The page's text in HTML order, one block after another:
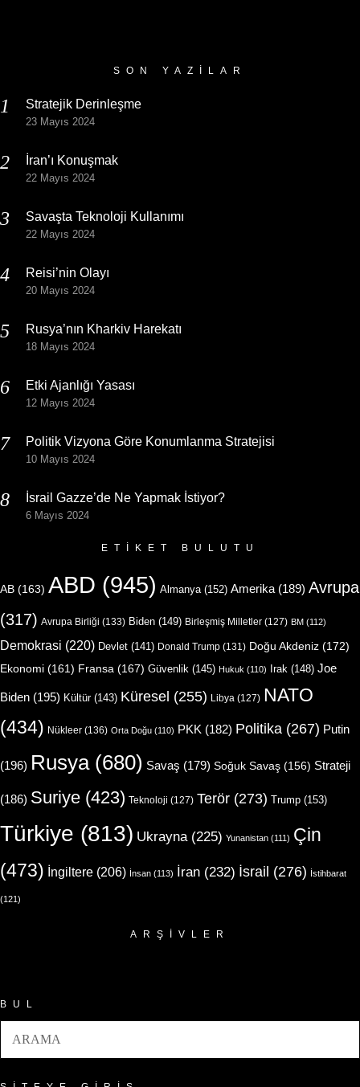
SON YAZILAR
Stratejik Derinleşme
23 Mayıs 2024
İran’ı Konuşmak
22 Mayıs 2024
Savaşta Teknoloji Kullanımı
22 Mayıs 2024
Reisi’nin Olayı
20 Mayıs 2024
Rusya’nın Kharkiv Harekatı
18 Mayıs 2024
Etki Ajanlığı Yasası
12 Mayıs 2024
Politik Vizyona Göre Konumlanma Stratejisi
10 Mayıs 2024
İsrail Gazze’de Ne Yapmak İstiyor?
6 Mayıs 2024
ETIKET BULUTU
AB (163) ABD (945) Almanya (152) Amerika (189) Avrupa
(317) Avrupa Birliği (133) Biden (149) Birleşmiş Milletler (127) BM (112)
Demokrasi (220) Devlet (141) Donald Trump (131) Doğu Akdeniz (172)
Ekonomi (161) Fransa (167) Güvenlik (145) Hukuk (110) Irak (148) Joe
Biden (195) Kültür(143) Küresel (255) Libya (127) NATO
(434) Nükleer (136) Orta Doğu (110) PKK (182) Politika (267) Putin
(196) Rusya(680) Savaş (179) Soğuk Savaş (156) Strateji
(186) Suriye (423) Teknoloji (127) Terör (273) Trump (153)
Türkiye (813) Ukrayna(225) Yunanistan (111) Çin
(473) İngiltere (206) İnsan (113) İran (232) İsrail (276) İstihbarat
(121)
ARŞIVLER
BUL